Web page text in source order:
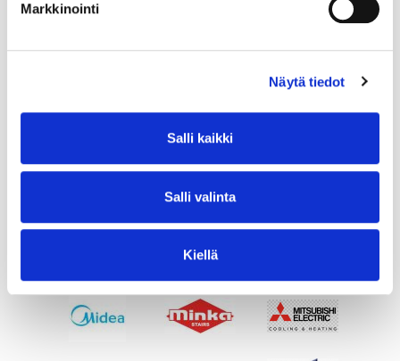
Markkinointi
Näytä tiedot
Salli kaikki
Salli valinta
Kiellä